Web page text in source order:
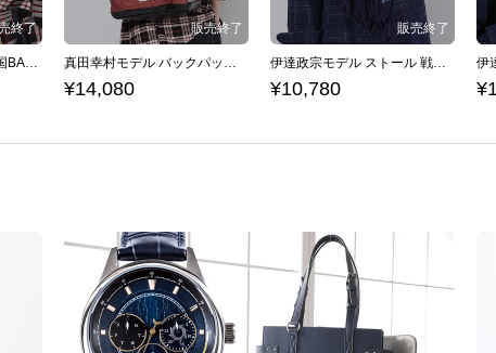
真田幸村モデル 財布 戦国BASARA 真田幸村モデル バックパック 戦国BASARA
¥14,080
伊達政宗モデル ストール 戦国BASARA
¥10,780